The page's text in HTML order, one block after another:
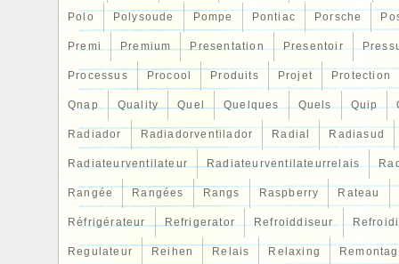
Polo Polysoude Pompe Pontiac Porsche
Premi Premium Presentation Presentoir
Processus Procool Produits Projet Protection
Qnap Quality Quel Quelques Quels Quip
Radiador Radiadorventilador Radial Radiasud
Radiateurventilateur Radiateurventilateurrelais
Rangée Rangées Rangs Raspberry Rateau
Réfrigérateur Refrigerator Refroiddiseur Refroidi
Regulateur Reihen Relais Relaxing